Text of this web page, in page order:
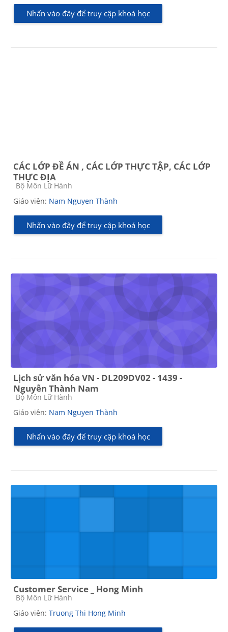
Nhấn vào đây để truy cập khoá học
CÁC LỚP ĐỀ ÁN , CÁC LỚP THỰC TẬP, CÁC LỚP
THỰC ĐỊA
Các loại khóa học
Bộ Môn Lữ Hành
Giáo viên: Nam Nguyen Thành
Nhấn vào đây để truy cập khoá học
Lịch sử văn hóa VN - DL209DV02 - 1439 -
Nguyễn Thành Nam
Các loại khóa học
Bộ Môn Lữ Hành
Giáo viên: Nam Nguyen Thành
Nhấn vào đây để truy cập khoá học
Customer Service _ Hong Minh
Các loại khóa học
Bộ Môn Lữ Hành
Giáo viên: Truong Thi Hong Minh